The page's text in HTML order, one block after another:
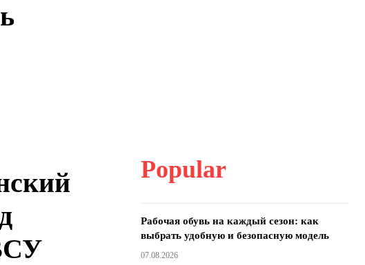
Popular
Рабочая обувь на каждый сезон: как
выбрать удобную и безопасную модель
07.08.2026